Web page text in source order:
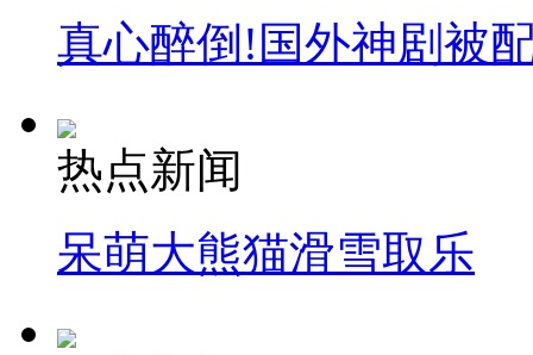
真心醉倒!国外神剧被
热点新闻
呆萌大熊猫滑雪取乐